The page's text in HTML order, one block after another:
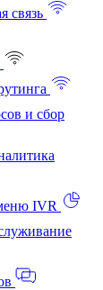
связь
и сбор
IVR